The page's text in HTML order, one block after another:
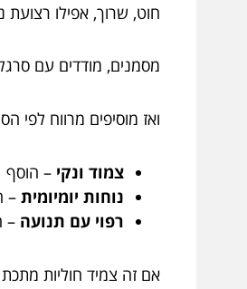
חוט, שרוך, אפילו רצועת
מסמנים, מודדים עם סרגל,
ואז מוסיפים מרווח לפי
צמוד ונקי – הוסף 0.5-1 ס״מ
נוחות יומיומית –
רפוי עם תנועה –
אם זה צמיד חוליות